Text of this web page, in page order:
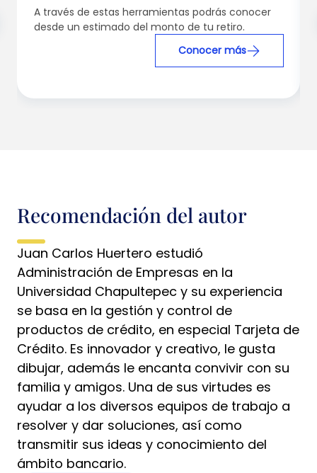
A través de estas herramientas podrás conocer
desde un estimado del monto de tu retiro.
Conocer más
Recomendación del autor
Juan Carlos Huertero estudió
Administración de Empresas en la
Universidad Chapultepec y su experiencia
se basa en la gestión y control de
productos de crédito, en especial Tarjeta de
Crédito. Es innovador y creativo, le gusta
dibujar, además le encanta convivir con su
familia y amigos. Una de sus virtudes es
ayudar a los diversos equipos de trabajo a
resolver y dar soluciones, así como
transmitir sus ideas y conocimiento del
ámbito bancario.